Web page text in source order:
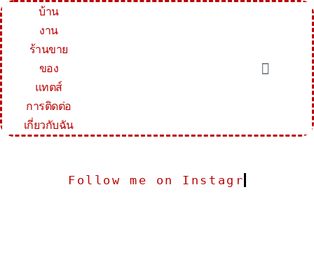
บ้าน
งาน
ร้านขาย
ของ
แทตส์
การติดต่อ
เกี่ยวกับฉัน
Follow me on Instagram